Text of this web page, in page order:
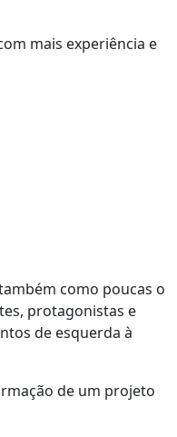
mais experiência e
como poucas o
protagonistas e
de esquerda à
de um projeto